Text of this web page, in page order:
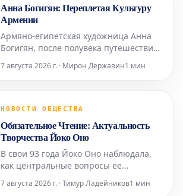
Джулией Брайан-Уилсон, это
интервью снова вышло на свет посл
Анна Богигян: Переплетая Культуру
Армении
Армяно-египетская художница Анна
Богигян, после полувека путешествий
Ереван, в Национальную галерею
собой своеобразную естественную
произведения, которые нап
7 августа 2026 г. · Мирон Державин1 мин
НОВОСТИ ОБЩЕСТВА
Обязательное Чтение: Актуальность
Творчества Йоко Оно
В свои 93 года Йоко Оно наблюдала,
как центральные вопросы ее
творчества — о человечности и
нашей взаимной ответственности —
7 августа 2026 г. · Тимур Ладейников1 мин